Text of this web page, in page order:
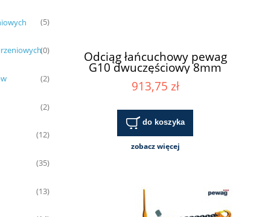
(5)
(0)
(2)
(2)
(12)
(35)
(13)
Odciąg łańcuchowy pewag
G10 dwuczęściowy 8mm
913,75 zł
do koszyka
zobacz więcej